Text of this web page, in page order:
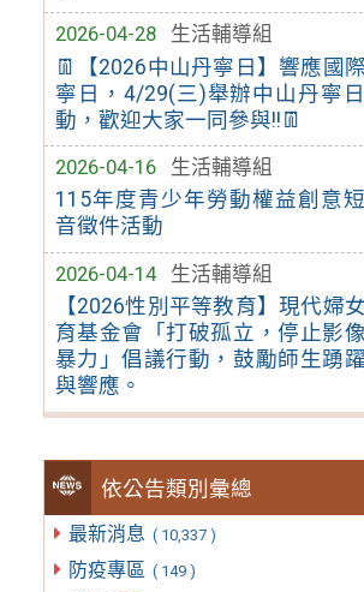
2026-04-28
生活輔導組
👖【2026中山丹寧日】響應國
寧日，4/29(三)舉辦中山丹寧
動，歡迎大家一同參與!!👖
2026-04-16
生活輔導組
115年度青少年勞動權益創意
音徵件活動
2026-04-14
生活輔導組
【2026性別平等教育】現代婦
育基金會「打破孤立，停止影
暴力」倡議行動，鼓勵師生踴
與響應。
依公告類別彙總
最新消息 ( 10,337 )
防疫專區 ( 149 )